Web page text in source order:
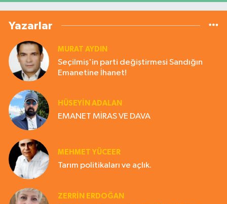
Yazarlar
MURAT AYDIN
Seçilmiş'in parti değiştirmesi Sandığın
Emanetine İhanet!
HÜSEYIN ADALAN
EMANET MİRAS VE DAVA
MEHMET YÜCEER
Tarım politikaları ve açlık.
ZERRIN ERDOĞAN